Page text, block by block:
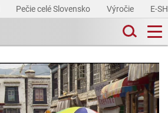
Pečie celé Slovensko Výročie E-